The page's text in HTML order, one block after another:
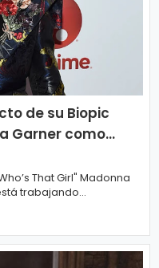
de su Biopic
Garner como
That Girl" Madonna
trabajando